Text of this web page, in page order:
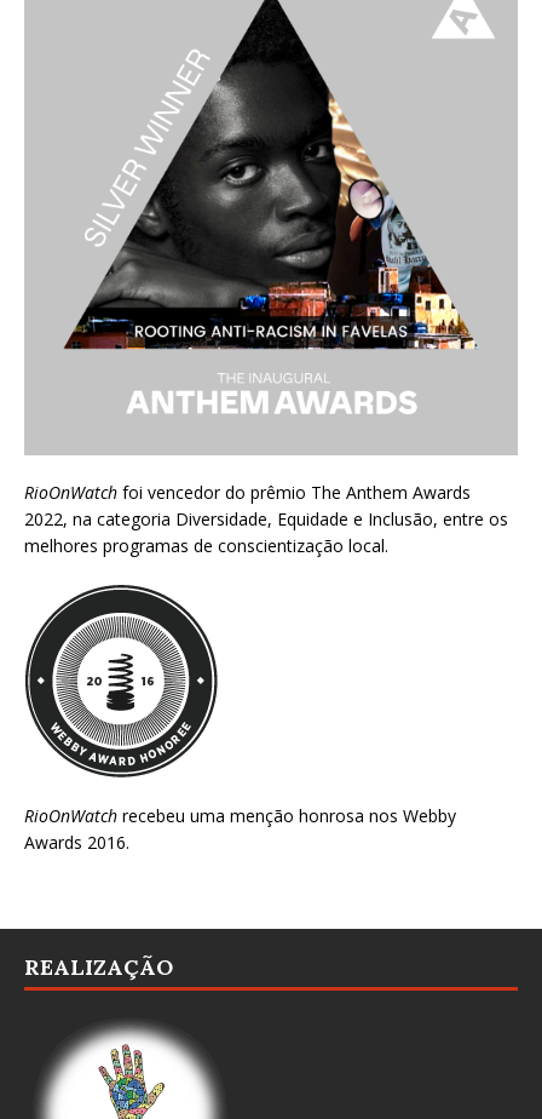
RioOnWatch foi vencedor do prêmio The Anthem Awards
2022, na categoria Diversidade, Equidade e Inclusão, entre os
melhores programas de conscientização local.
RioOnWatch recebeu uma menção honrosa nos Webby
Awards 2016.
REALIZAÇÃO